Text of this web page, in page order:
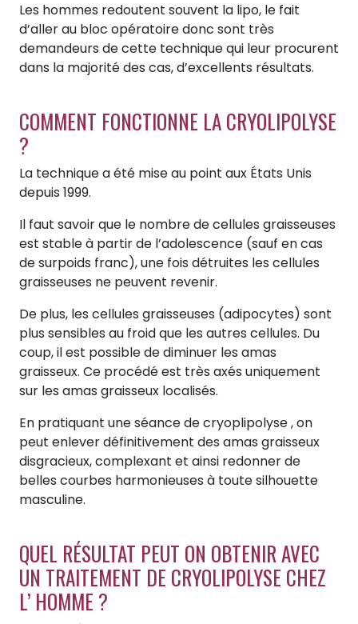
Les hommes redoutent souvent la lipo, le fait
d’aller au bloc opératoire donc sont très
demandeurs de cette technique qui leur procurent
dans la majorité des cas, d’excellents résultats.
COMMENT FONCTIONNE LA CRYOLIPOLYSE
?
La technique a été mise au point aux États Unis
depuis 1999.
Il faut savoir que le nombre de cellules graisseuses
est stable à partir de l’adolescence (sauf en cas
de surpoids franc), une fois détruites les cellules
graisseuses ne peuvent revenir.
De plus, les cellules graisseuses (adipocytes) sont
plus sensibles au froid que les autres cellules. Du
coup, il est possible de diminuer les amas
graisseux. Ce procédé est très axés uniquement
sur les amas graisseux localisés.
En pratiquant une séance de cryoplipolyse , on
peut enlever définitivement des amas graisseux
disgracieux, complexant et ainsi redonner de
belles courbes harmonieuses à toute silhouette
masculine.
QUEL RÉSULTAT PEUT ON OBTENIR AVEC
UN TRAITEMENT DE CRYOLIPOLYSE CHEZ
L’ HOMME ?